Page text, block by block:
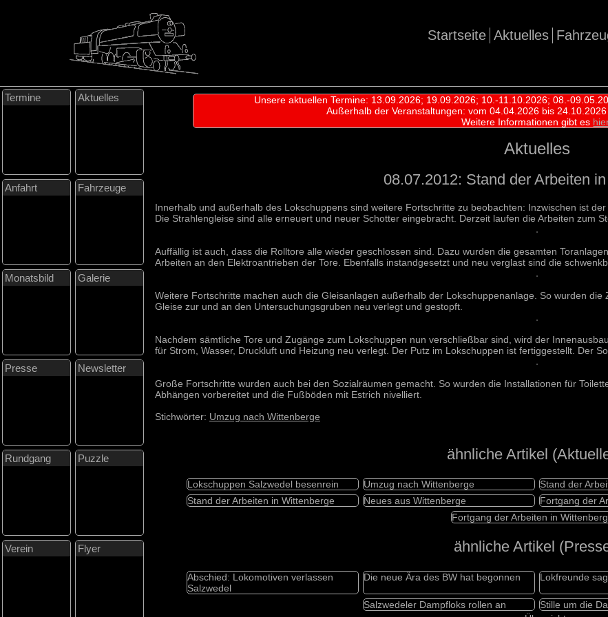
Aktuelles
Startseite
Termine Aktuelles
Anfahrt Fahrzeuge
Monatsbild Galerie
Presse Newsletter
Rundgang Puzzle
Verein Flyer
Unsere aktuellen Termine: 13.09.2026; 19.09.2026; 10.-11.10.2026; 08.-
Außerhalb der Veranstaltungen:vom 04.04.2026 bis
Weitere Informationen gibt es
Aktuelles
08.07.2012: Stand der Arbeiten
Innerhalb und außerhalb des Lokschuppens sind weitere Fortschritte zu beobachten: Inzwischen ist
Die Strahlengleise sind alle erneuert und neuer Schotter eingebracht. Derzeit laufen die Arbeiten zum
Auffällig ist auch, dass die Rolltore alle wieder geschlossen sind. Dazu wurden die gesamten
Arbeiten an den Elektroantrieben der Tore. Ebenfalls instandgesetzt und neu verglast sind die
Weitere Fortschritte machen auch die Gleisanlagen außerhalb der Lokschuppenanlage. So wurden
Gleise zur und an den Untersuchungsgruben neu verlegt und gestopft.
Nachdem sämtliche Tore und Zugänge zum Lokschuppen nun verschließbar sind, wird der
für Strom, Wasser, Druckluft und Heizung neu verlegt. Der Putz im Lokschuppen ist fertiggestellt. Der
Große Fortschritte wurden auch bei den Sozialräumen gemacht. So wurden die Installationen für
Abhängen vorbereitet und die Fußböden mit Estrich nivelliert.
Stichwörter: Umzug nach Wittenberge
ähnliche Artikel
Lokschuppen Salzwedel besenrein Umzug nach Wittenberge Stand der
Stand der Arbeiten in Wittenberge
Neues aus Wittenberge Fortgang der
Fortgang der Arbeiten in
ähnliche Artikel
Abschied: Lokomotiven verlassen
Salzwedel
Die neue Ära des BW hat begonnen Lokfreunde
Salzwedeler Dampfloks rollen an
Stille um die